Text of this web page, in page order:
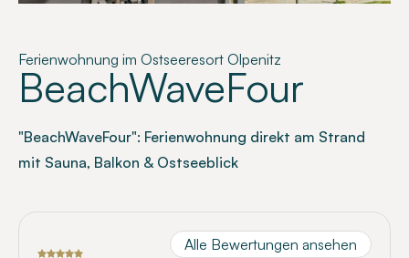
Ferienwohnung im Ostseeresort Olpenitz
BeachWaveFour
"BeachWaveFour": Ferienwohnung direkt am Strand
mit Sauna, Balkon & Ostseeblick
Alle Bewertungen ansehen